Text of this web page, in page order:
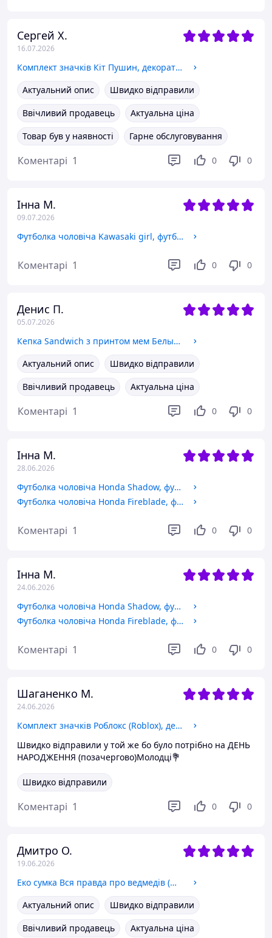
Сергей Х.
16.07.2026
Комплект значків Кіт Пушин, декоративні значки на рюкзак, набір значків 12 шт Ø 58мм
Актуальний опис
Швидко відправили
Ввічливий продавець
Актуальна ціна
Товар був у наявності
Гарне обслуговування
Коментарі 1 0 0
Інна М.
09.07.2026
Футболка чоловіча Kawasaki girl, футболка з принтом Мото
Коментарі 1 0 0
Денис П.
05.07.2026
Кепка Sandwich з принтом мем Белый Кот с пальцем (meme Cat Middle finger) Чорний
Актуальний опис
Швидко відправили
Ввічливий продавець
Актуальна ціна
Коментарі 1 0 0
Інна М.
28.06.2026
Футболка чоловіча Honda Shadow, футболка з принтом Мото
Футболка чоловіча Honda Fireblade, футболка з принтом Мото
Коментарі 1 0 0
Інна М.
24.06.2026
Футболка чоловіча Honda Shadow, футболка з принтом Мото
Футболка чоловіча Honda Fireblade, футболка з принтом Мото
Коментарі 1 0 0
Шаганенко М.
24.06.2026
Комплект значків Роблокс (Roblox), декоративні значки на рюкзак, набір значків 12 шт Ø 58мм
Швидко відправили у той же бо було потрібно на ДЕНЬ
НАРОДЖЕННЯ (позачергово)Молодці💐
Швидко відправили
Коментарі 1 0 0
Дмитро О.
19.06.2026
Еко сумка Вся правда про ведмедів (We Bare Bears), шопер з принтом бежевий саржа
Актуальний опис
Швидко відправили
Ввічливий продавець
Актуальна ціна